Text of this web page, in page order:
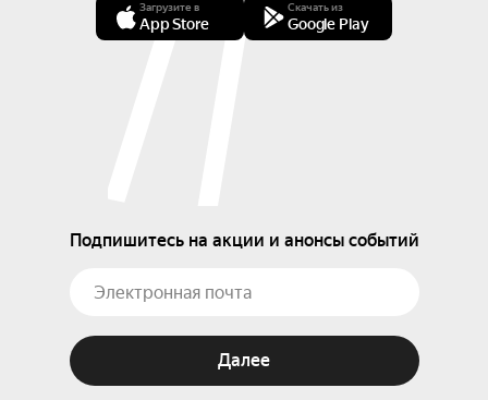
Загрузите в
App Store
Скачать из
Google Play
Подпишитесь на акции и анонсы событий
Далее